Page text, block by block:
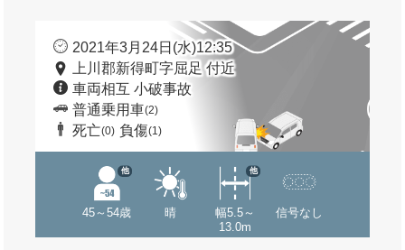
2021年3月24日(水)12:35
上川郡新得町字屈足 付近
車両相互 小破事故
普通乗用車(2)
死亡(0) 負傷(1)
45～54歳
他
晴
幅5.5～
13.0m
他
信号なし